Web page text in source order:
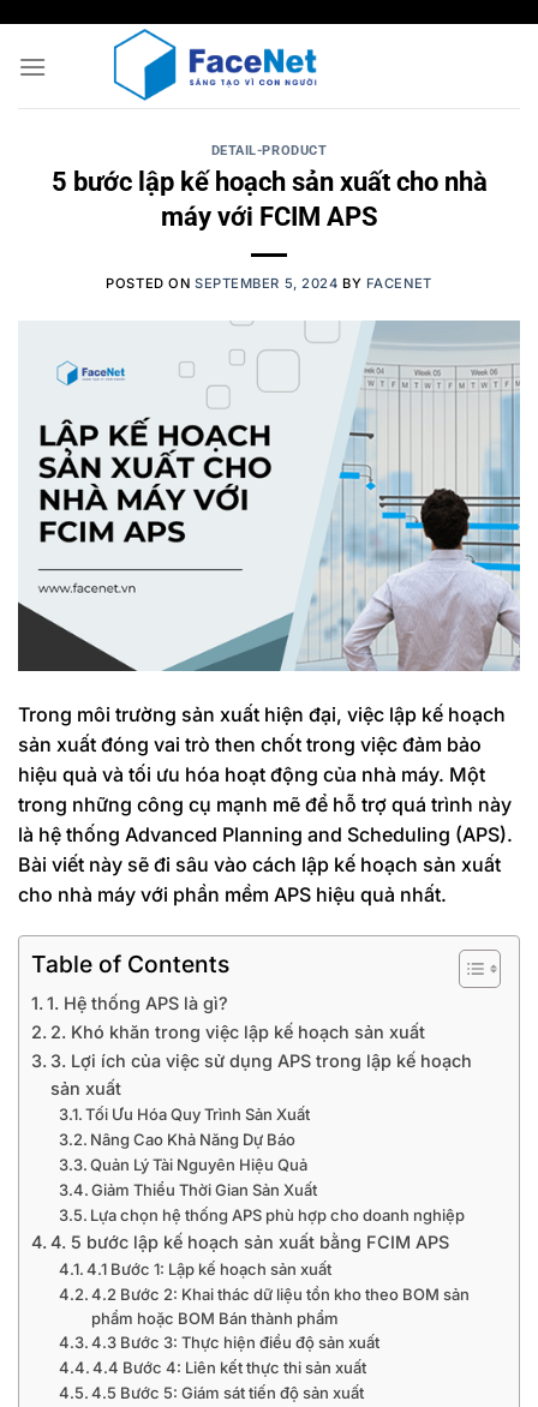
content
DETAIL-PRODUCT
5 bước lập kế hoạch sản xuất cho nhà
máy với FCIM APS
POSTED ON SEPTEMBER 5, 2024 BY FACENET
Trong môi trường sản xuất hiện đại, việc lập kế hoạch
sản xuất đóng vai trò then chốt trong việc đảm bảo
hiệu quả và tối ưu hóa hoạt động của nhà máy. Một
trong những công cụ mạnh mẽ để hỗ trợ quá trình này
là hệ thống Advanced Planning and Scheduling (APS).
Bài viết này sẽ đi sâu vào cách lập kế hoạch sản xuất
cho nhà máy với phần mềm APS hiệu quả nhất.
Table of Contents
1. Hệ thống APS là gì?
2. Khó khăn trong việc lập kế hoạch sản xuất
3. Lợi ích của việc sử dụng APS trong lập kế hoạch
sản xuất
Tối Ưu Hóa Quy Trình Sản Xuất
Nâng Cao Khả Năng Dự Báo
Quản Lý Tài Nguyên Hiệu Quả
Giảm Thiểu Thời Gian Sản Xuất
Lựa chọn hệ thống APS phù hợp cho doanh nghiệp
4. 5 bước lập kế hoạch sản xuất bằng FCIM APS
4.1 Bước 1: Lập kế hoạch sản xuất
4.2 Bước 2: Khai thác dữ liệu tồn kho theo BOM sản
phẩm hoặc BOM Bán thành phẩm
4.3 Bước 3: Thực hiện điều độ sản xuất
4.4 Bước 4: Liên kết thực thi sản xuất
4.5 Bước 5: Giám sát tiến độ sản xuất